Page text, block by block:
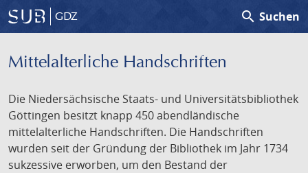
GDZ search Suchen
Mittelalterliche Handschriften
Die Niedersächsische Staats- und Universitätsbibliothek
Göttingen besitzt knapp 450 abendländische
mittelalterliche Handschriften. Die Handschriften
wurden seit der Gründung der Bibliothek im Jahr 1734
sukzessive erworben, um den Bestand der